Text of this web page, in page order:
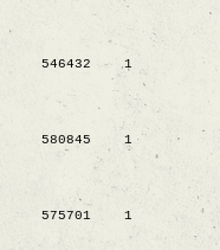
546432
1
580845
1
575701
1